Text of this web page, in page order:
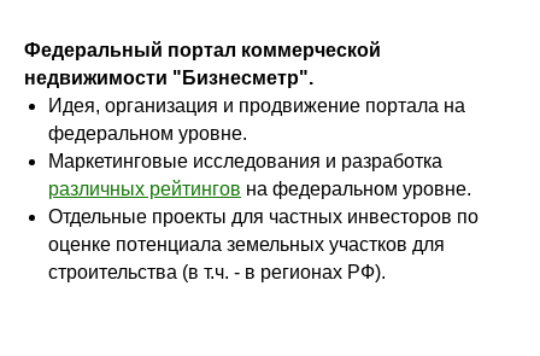
Федеральный портал коммерческой
недвижимости "Бизнесметр".
Идея, организация и продвижение портала на
федеральном уровне.
Маркетинговые исследования и разработка
различных рейтингов на федеральном уровне.
Отдельные проекты для частных инвесторов по
оценке потенциала земельных участков для
строительства (в т.ч. - в регионах РФ).